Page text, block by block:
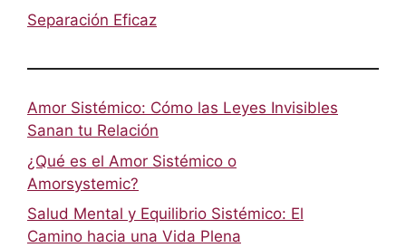
Separación Eficaz
Amor Sistémico: Cómo las Leyes Invisibles
Sanan tu Relación
¿Qué es el Amor Sistémico o
Amorsystemic?
Salud Mental y Equilibrio Sistémico: El
Camino hacia una Vida Plena